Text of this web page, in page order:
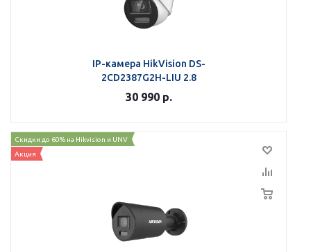
IP-камера HikVision DS-
2CD2387G2H-LIU 2.8
30 990 р.
Скидки до 60% на Hikvision и UNV
Акция